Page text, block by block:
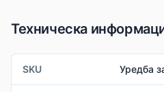
Техническа
SKU Уредба